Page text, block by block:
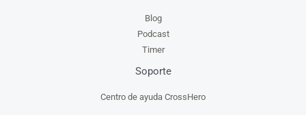
Blog
Podcast
Timer
Soporte
Centro de ayuda CrossHero